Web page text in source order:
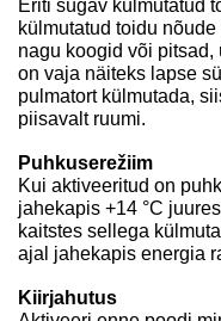
Eriti sügav külmutatud
külmutatud toidu
nagu koogid või pitsad,
on vaja näiteks lapse
pulmatort külmutada,
piisavalt ruumi.
Puhkuserežiim
Kui aktiveeritud on
jahekapis +14 °C
kaitstes sellega
ajal jahekapis energia
Kiirjahutus